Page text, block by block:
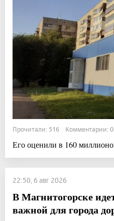
Прочитали: 516 Комментарии: 0
Его оценили в 160
22:50, 6 авг 2026
В Магнитогорске
важной для города